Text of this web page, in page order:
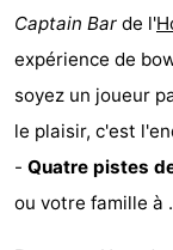
d'hôtes
Chaumières
-
De
Riesen
-
Elements
-
Captain Bar de l'
expérience de
soyez un joueur
le plaisir, c'est
- Quatre pistes
ou votre famille à